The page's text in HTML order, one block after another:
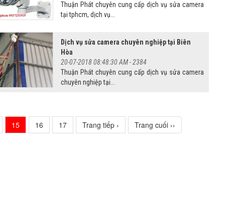
Thuận Phát chuyên cung cấp dịch vụ sửa camera
tại tphcm, dịch vụ...
Dịch vụ sửa camera chuyên nghiệp tại Biên
Hòa
20-07-2018 08:48:30 AM -2384
Thuận Phát chuyên cung cấp dịch vụ sửa camera
chuyên nghiệp tại...
15 16 17 Trang tiếp › Trang cuối ››